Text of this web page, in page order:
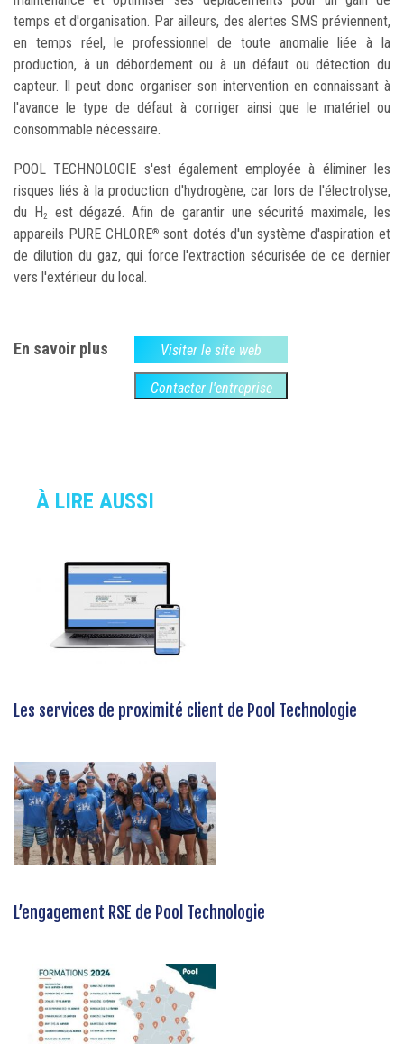
temps et d'organisation. Par ailleurs, des alertes SMS préviennent,
en temps réel, le professionnel de toute anomalie liée à la
production, à un débordement ou à un défaut ou détection du
capteur. Il peut donc organiser son intervention en connaissant à
l'avance le type de défaut à corriger ainsi que le matériel ou
consommable nécessaire.
POOL TECHNOLOGIE s'est également employée à éliminer les
risques liés à la production d'hydrogène, car lors de l'électrolyse,
du H2
est dégazé. Afin de garantir une sécurité maximale, les
appareils PURE CHLORE® sont dotés d'un système d'aspiration et
de dilution du gaz, qui force l'extraction sécurisée de ce dernier
vers l'extérieur du local.
En savoir plus Visiter le site web
Contacter l'entreprise
À LIRE AUSSI
Les services de proximité client de Pool Technologie
L’engagement RSE de Pool Technologie